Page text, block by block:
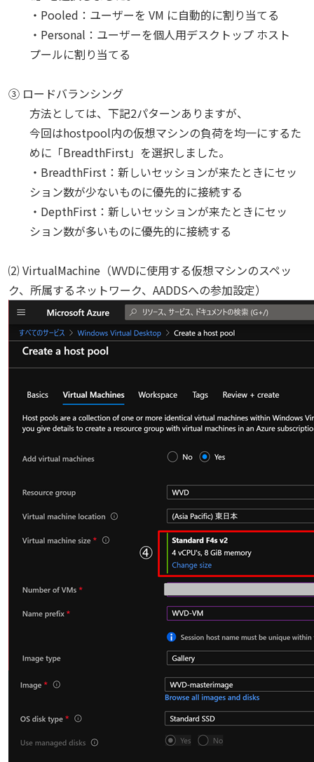
・Pooled：ユーザーを VM に自動的に割り当てる
・Personal：ユーザーを個人用デスクトップ ホスト
プールに割り当てる
③ ロードバランシング
方法としては、下記2パターンありますが、
今回はhostpool内の仮想マシンの負荷を均一にするた
めに「BreadthFirst」を選択しました。
・BreadthFirst：新しいセッションが来たときにセッ
ション数が少ないものに優先的に接続する
・DepthFirst：新しいセッションが来たときにセッ
ション数が多いものに優先的に接続する
⑵ VirtualMachine（WVDに使用する仮想マシンのスペッ
ク、所属するネットワーク、AADDSへの参加設定）